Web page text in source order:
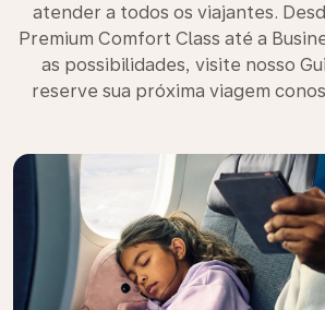
atender a todos os viajantes.
Premium Comfort Class até a
as possibilidades, visite nosso
reserve sua próxima viagem